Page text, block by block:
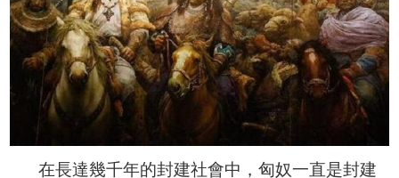
在長達幾千年的封建社會中，匈奴一直是封建